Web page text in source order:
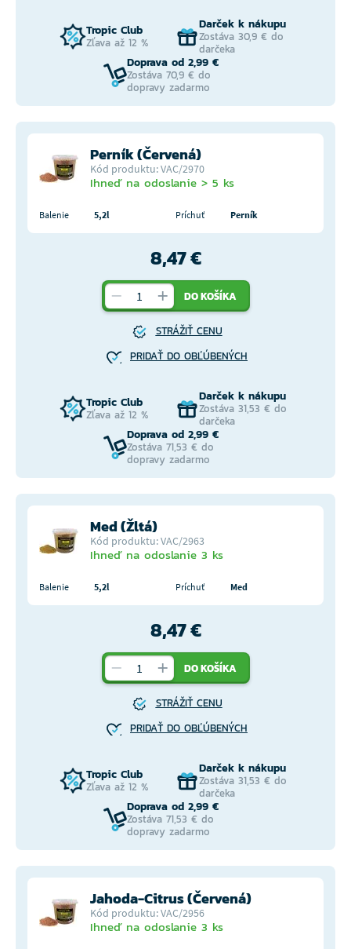
Tropic Club
Zľava až 12 %
Darček k nákupu
Zostáva 30,9 € do
darčeka
Doprava od 2,99 €
Zostáva 70,9 € do
dopravy zadarmo
Perník (Červená)
Kód produktu: VAC/2970
Ihneď na odoslanie > 5 ks
Balenie 5,2l Príchuť Perník
8,47 €
DO KOŠÍKA
STRÁŽIŤ CENU
PRIDAŤ DO OBĽÚBENÝCH
Tropic Club
Zľava až 12 %
Darček k nákupu
Zostáva 31,53 € do
darčeka
Doprava od 2,99 €
Zostáva 71,53 € do
dopravy zadarmo
Med (Žltá)
Kód produktu: VAC/2963
Ihneď na odoslanie 3 ks
Balenie 5,2l Príchuť Med
8,47 €
DO KOŠÍKA
STRÁŽIŤ CENU
PRIDAŤ DO OBĽÚBENÝCH
Tropic Club
Zľava až 12 %
Darček k nákupu
Zostáva 31,53 € do
darčeka
Doprava od 2,99 €
Zostáva 71,53 € do
dopravy zadarmo
Jahoda-Citrus (Červená)
Kód produktu: VAC/2956
Ihneď na odoslanie 3 ks